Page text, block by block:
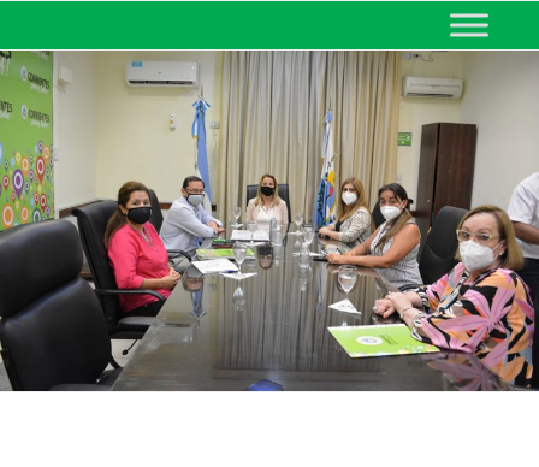
MINISTERIO DE EDUCACIÓN
DE CORRIENTES